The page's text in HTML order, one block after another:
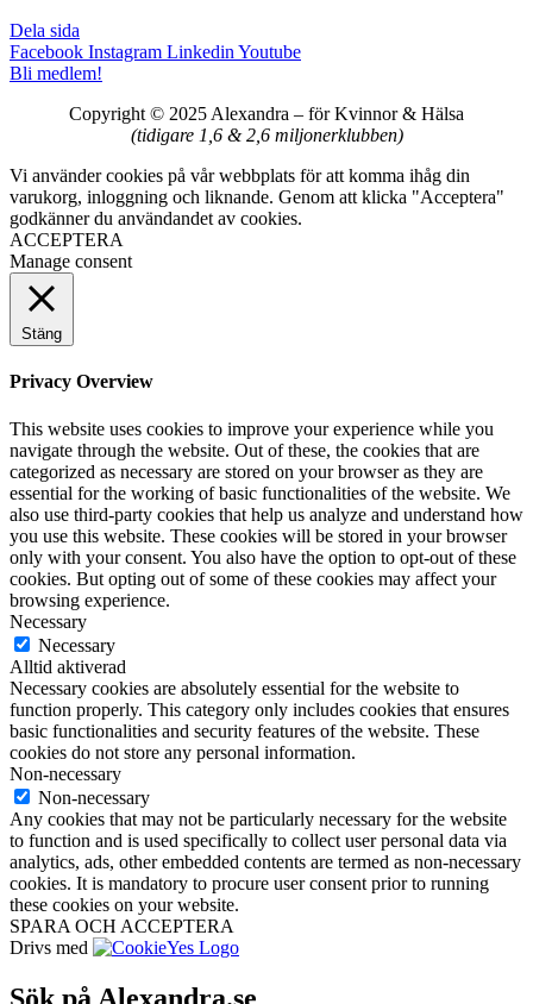
Dela sida
Facebook Instagram Linkedin Youtube
Bli medlem!
Copyright © 2025 Alexandra – för Kvinnor & Hälsa
(tidigare 1,6 & 2,6 miljonerklubben)
Vi använder cookies på vår webbplats för att komma ihåg din
varukorg, inloggning och liknande. Genom att klicka "Acceptera"
godkänner du användandet av cookies.
ACCEPTERA
Manage consent
Stäng
Privacy Overview
This website uses cookies to improve your experience while you
navigate through the website. Out of these, the cookies that are
categorized as necessary are stored on your browser as they are
essential for the working of basic functionalities of the website. We
also use third-party cookies that help us analyze and understand how
you use this website. These cookies will be stored in your browser
only with your consent. You also have the option to opt-out of these
cookies. But opting out of some of these cookies may affect your
browsing experience.
Necessary
Necessary
Alltid aktiverad
Necessary cookies are absolutely essential for the website to
function properly. This category only includes cookies that ensures
basic functionalities and security features of the website. These
cookies do not store any personal information.
Non-necessary
Non-necessary
Any cookies that may not be particularly necessary for the website
to function and is used specifically to collect user personal data via
analytics, ads, other embedded contents are termed as non-necessary
cookies. It is mandatory to procure user consent prior to running
these cookies on your website.
SPARA OCH ACCEPTERA
Drivs med
Sök på Alexandra.se